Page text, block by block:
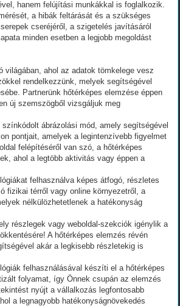
világában, ahol az adatok tömkelege vesz
rendelkezzünk, melyek segítségével
Partnerünk hőtérképes elemzése éppen
új szemszögből vizsgáljuk meg
ábrázolási mód, amely segítségével
pontjait, amelyek a legintenzívebb figyelmet
felépítéséről van szó, a hőtérképes
ahol a legtöbb aktivitás vagy éppen a
felhasználva képes átfogó, részletes
fizikai térről vagy online környezetről, a
nélkülözhetetlenek a hatékonyság
részlegek vagy weboldal-szekciók igénylik a
A hőtérképes elemzés révén
akár a legkisebb részletekig is
felhasználásával készíti el a hőtérképes
folyamat, így Önnek csupán az elemzés
nyújt a vállalkozás legfontosabb
a legnagyobb hatékonyságnövekedés